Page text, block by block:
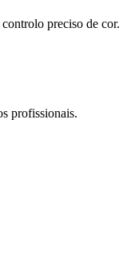
preciso de cor.
profissionais.